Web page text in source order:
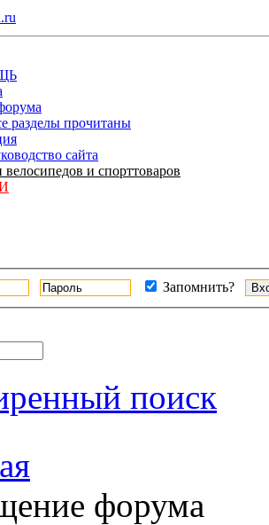
разделы прочитаны
сайта
и спорттоваров
Запомнить?
поиск
форума